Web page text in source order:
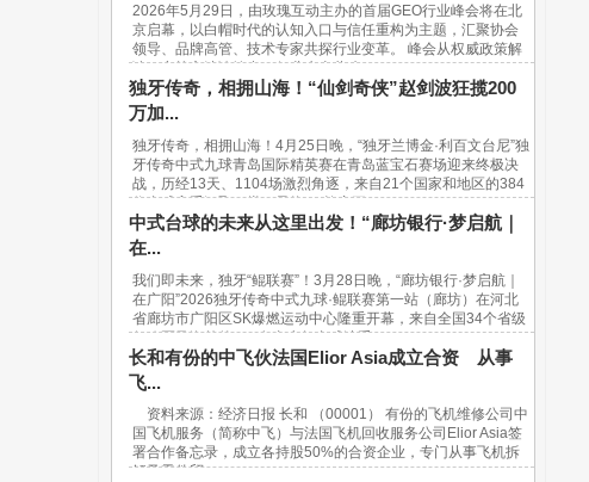
2026年5月29日，由玫瑰互动主办的首届GEO行业峰会将在北
京启幕，以白帽时代的认知入口与信任重构为主题，汇聚协会
领导、品牌高管、技术专家共探行业变革。 峰会从权威政策解
读、实战方法论输出、行业生态共建...
独牙传奇，相拥山海！“仙剑奇侠”赵剑波狂揽200
万加...
独牙传奇，相拥山海！4月25日晚，“独牙兰博金·利百文台尼”独
牙传奇中式九球青岛国际精英赛在青岛蓝宝石赛场迎来终极决
战，历经13天、1104场激烈角逐，来自21个国家和地区的384
位台球高手汇聚一堂，最终，“软塞王...
中式台球的未来从这里出发！“廊坊银行·梦启航｜
在...
我们即未来，独牙“鲲联赛”！3月28日晚，“廊坊银行·梦启航｜
在广阳”2026独牙传奇中式九球·鲲联赛第一站（廊坊）在河北
省廊坊市广阳区SK爆燃运动中心隆重开幕，来自全国34个省级
行政区及海外的940名青少年台球选手...
长和有份的中飞伙法国Elior Asia成立合资 从事
飞...
资料来源：经济日报 长和 （00001） 有份的飞机维修公司中
国飞机服务（简称中飞）与法国飞机回收服务公司Elior Asia签
署合作备忘录，成立各持股50%的合资企业，专门从事飞机拆
解及零件贸...